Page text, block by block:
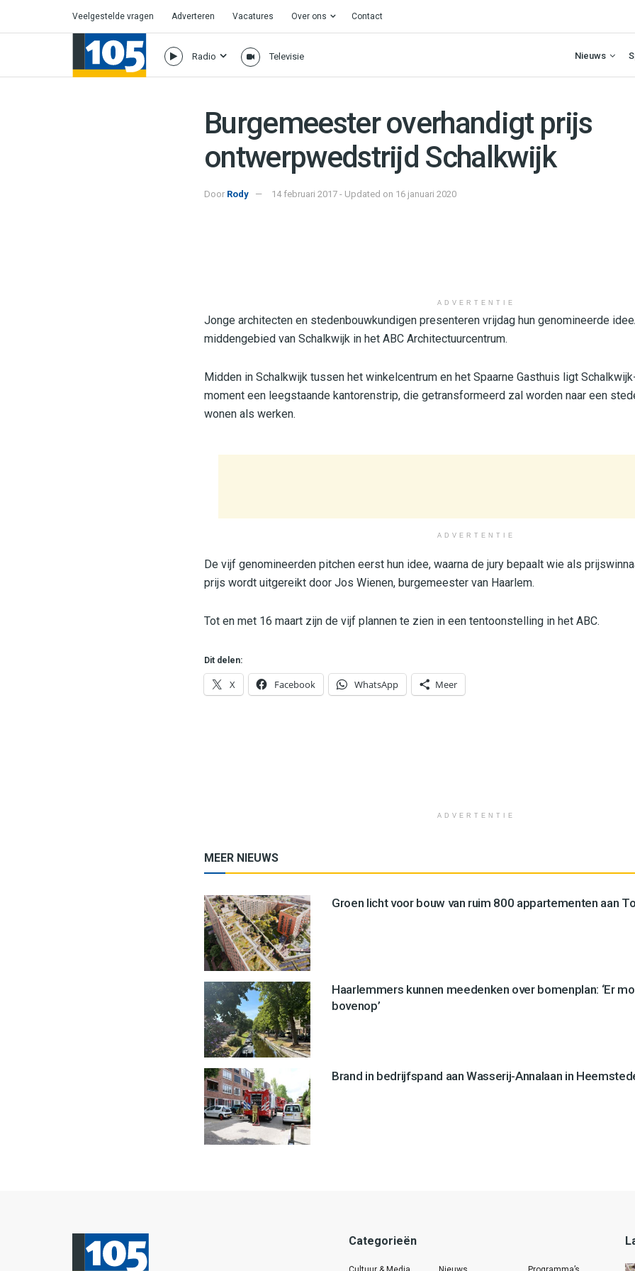
Veelgestelde vragen Adverteren Vacatures Over ons Contact
Radio Televisie Nieuws
Burgemeester overhandigt prijs
ontwerpwedstrijd Schalkwijk
Door Rody 14 februari 2017 - Updated on 16 januari 2020
ADVERTENTIE
Jonge architecten en stedenbouwkundigen presenteren vrijdag hun genomineerde
middengebied van Schalkwijk in het ABC Architectuurcentrum.
Midden in Schalkwijk tussen het winkelcentrum en het Spaarne Gasthuis ligt
moment een leegstaande kantorenstrip, die getransformeerd zal worden naar een
wonen als werken.
ADVERTENTIE
De vijf genomineerden pitchen eerst hun idee, waarna de jury bepaalt wie als
prijs wordt uitgereikt door Jos Wienen, burgemeester van Haarlem.
Tot en met 16 maart zijn de vijf plannen te zien in een tentoonstelling in het ABC.
Dit delen:
X Facebook WhatsApp Meer
ADVERTENTIE
MEER NIEUWS
Groen licht voor bouw van ruim 800 appartementen aan
Haarlemmers kunnen meedenken over bomenplan: ‘Er
bovenop’
Brand in bedrijfspand aan Wasserij-Annalaan in
Categorieën